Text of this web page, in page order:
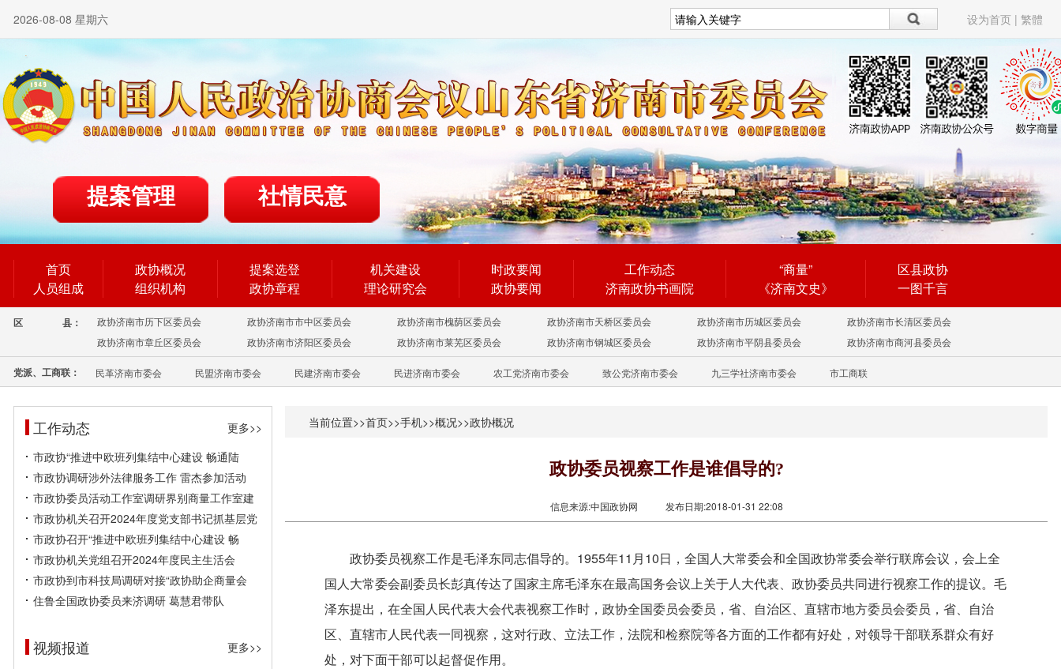
2026-08-08 星期六 设为首页 | 繁體
提案管理 社情民意
首页
人员组成
政协概况
组织机构
提案选登
政协章程
机关建设
理论研究会
时政要闻
政协要闻
工作动态
济南政协书画院
“商量”
《济南文史》
区县政协
一图千言
区 县： 政协济南市历下区委员会 政协济南市市中区委员会 政协济南市槐荫区委员会 政协济南市天桥区委员会 政协济南市历城区委员会
政协济南市长清区委员会
政协济南市章丘区委员会
政协济南市济阳区委员会 政协济南市莱芜区委员会 政协济南市钢城区委员会 政协济南市平阴县委员会 政协济南市商河县委员会
党派、工商联： 民革济南市委会 民盟济南市委会 民建济南市委会 民进济南市委会 农工党济南市委会 致公党济南市委会 九三学社济南市委会 市工商联
工作动态
更多>>
市政协“推进中欧班列集结中心建设 畅通陆
市政协调研涉外法律服务工作 雷杰参加活动
市政协委员活动工作室调研界别商量工作室建
市政协机关召开2024年度党支部书记抓基层党
市政协召开“推进中欧班列集结中心建设 畅
市政协机关党组召开2024年度民主生活会
市政协到市科技局调研对接“政协助企商量会
住鲁全国政协委员来济调研 葛慧君带队
视频报道 更多>>
当前位置>>首页>>手机>>概况>>政协概况
政协委员视察工作是谁倡导的?
信息来源:中国政协网 发布日期:2018-01-31 22:08
政协委员视察工作是毛泽东同志倡导的。1955年11月10日，全国人大常委会和全国政协常委会举行联席会议，会上全
国人大常委会副委员长彭真传达了国家主席毛泽东在最高国务会议上关于人大代表、政协委员共同进行视察工作的提议。毛
泽东提出，在全国人民代表大会代表视察工作时，政协全国委员会委员，省、自治区、直辖市地方委员会委员，省、自治
区、直辖市人民代表一同视察，这对行政、立法工作，法院和检察院等各方面的工作都有好处，对领导干部联系群众有好
处，对下面干部可以起督促作用。